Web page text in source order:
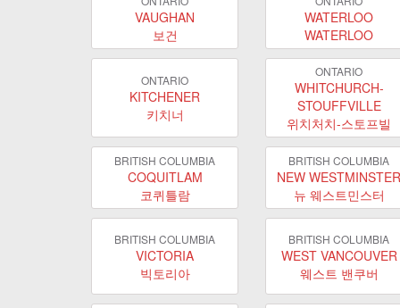
VAUGHAN
보건
WATERLOO
WATERLOO
ONTARIO
KITCHENER
키치너
ONTARIO
WHITCHURCH-
STOUFFVILLE
위치처치-스토프빌
BRITISH COLUMBIA
COQUITLAM
코퀴틀람
BRITISH COLUMBIA
NEW WESTMINSTER
뉴 웨스트민스터
BRITISH COLUMBIA
VICTORIA
빅토리아
BRITISH COLUMBIA
WEST VANCOUVER
웨스트 밴쿠버